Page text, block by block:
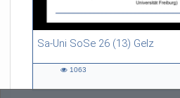
Sa-Uni SoSe 26 (13) Gelz
55:13 duration
1063